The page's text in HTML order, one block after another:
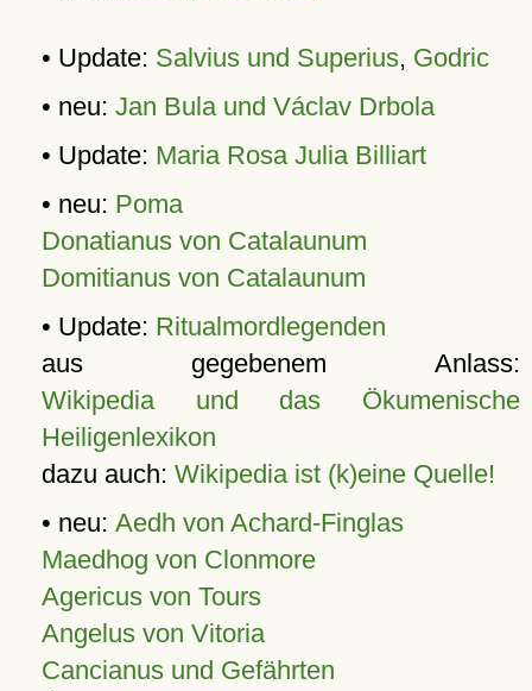
• Update: Salvius und Superius, Godric
• neu: Jan Bula und Václav Drbola
• Update: Maria Rosa Julia Billiart
• neu: Poma
Donatianus von Catalaunum
Domitianus von Catalaunum
• Update: Ritualmordlegenden
aus gegebenem Anlass:
Wikipedia und das Ökumenische
Heiligenlexikon
dazu auch: Wikipedia ist (k)eine Quelle!
• neu: Aedh von Achard-Finglas
Maedhog von Clonmore
Agericus von Tours
Angelus von Vitoria
Cancianus und Gefährten